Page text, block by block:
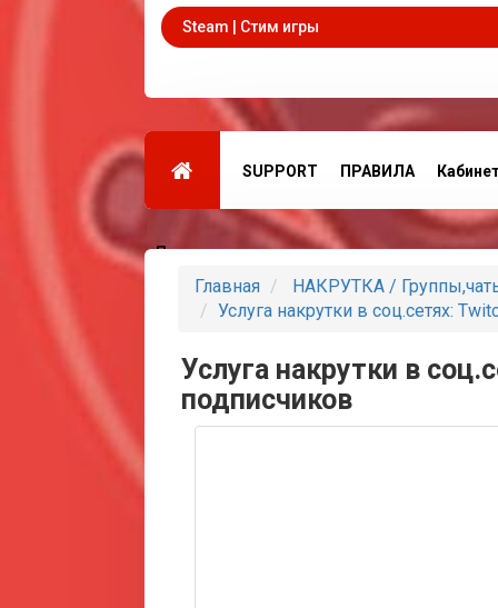
Steam | Стим игры
SUPPORT ПРАВИЛА
Партнеры
Главная
НАКРУТКА /
Услуга накрутки в соц.сетях:
Услуга накрутки в
подписчиков